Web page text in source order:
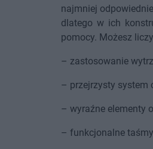
najmniej
dlatego w ich
pomocy. Możesz
– zastosowanie
– przejrzysty system
– wyraźne elementy
– funkcjonalne